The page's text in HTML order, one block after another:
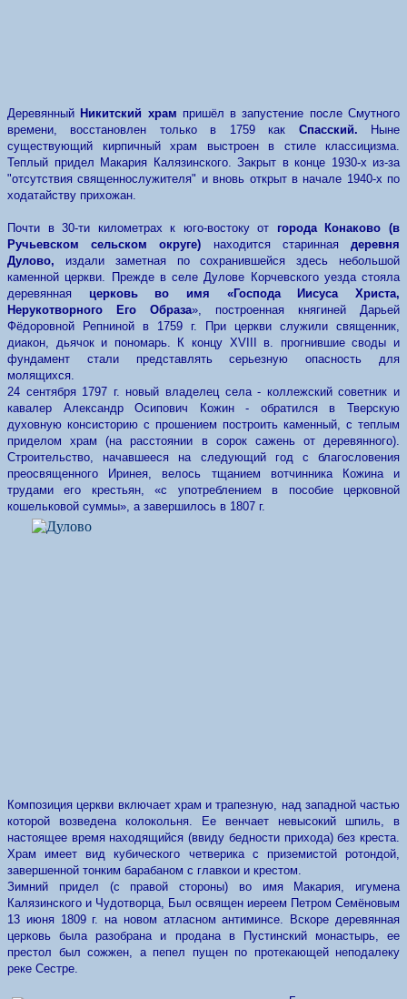
Деревянный Никитский храм пришёл в запустение после Смутного
времени, восстановлен только в 1759 как Спасский. Ныне
существующий кирпичный храм выстроен в стиле классицизма.
Теплый придел Макария Калязинского. Закрыт в конце 1930-х из-за
"отсутствия священнослужителя" и вновь открыт в начале 1940-х по
ходатайству прихожан.
Почти в 30-ти километрах к юго-востоку от города Конаково (в
Ручьевском сельском округе) находится стариннаядеревня
Дулово, издали заметная по сохранившейся здесь небольшой
каменной церкви. Прежде в селе Дуловe Корчевского уезда стояла
деревянная церковь во имя
«Господа Иисуса Христа,
Нерукотворного Его Образа», построенная княгиней Дарьей
Фёдоровной Репниной в 1759 г. При церкви служили священник,
диакон, дьячок и пономарь. К концу ХVIII в. прогнившие своды и
фундамент стали представлять серьезную опасность для
молящихся.
24 сентября 1797 г. новый владелец села - коллежский советник и
кавалер Александр Осипович Кожин - обратился в Тверскую
духовную консисторию с прошением построить каменный, с теплым
приделом храм (на расстоянии в сорок сажень от деревянного).
Строительство, начавшееся на следующий год с благословения
преосвященного Иринея, велось тщанием вотчинника Кожина и
трудами его крестьян, «с употреблением в пособие церковной
кошельковой суммы», а завершилось в 1807 г.
Композиция церкви включает храм и трапезную, над западной частью
которой возведена колокольня. Ее венчает невысокий шпиль, в
настоящее время находящийся (ввиду бедности прихода) без креста.
Храм имеет вид кубического четверика с приземистой ротондой,
завершенной тонким барабаном с главкои и крестом.
Зимний придел (с правой стороны) во имя Макария, игумена
Калязинского и Чудотворца, Был освящен иереем Петром Семёновым
13 июня 1809 г. на новом атласном антиминсе. Вскоре деревянная
церковь была разобрана и продана в Пустинский монастырь, ее
престол был сожжен, а пепел пущен по протекающей неподалеку
реке Сестре.